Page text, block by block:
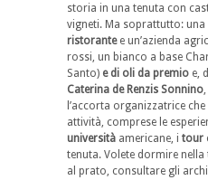
storia in una tenuta con
vigneti. Ma soprattutto: una
ristorantee un’azienda
rossi, un bianco a base
Santo) e di oli da premio e,
Caterina de Renzis Sonnino
l’accorta organizzatrice
attività, comprese le
università americane, i tour
tenuta. Volete dormire
al prato, consultare gli